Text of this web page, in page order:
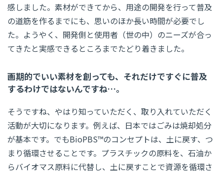
感しました。素材ができてから、用途の開発を行って普及
の道筋を作るまでにも、思いのほか長い時間が必要でし
た。ようやく、開発側と使用者（世の中）のニーズが合っ
てきたと実感できるところまでたどり着きました。
画期的でいい素材を創っても、それだけですぐに普及
するわけではないんですね…。
そうですね、やはり知っていただく、取り入れていただく
活動が大切になります。例えば、日本ではごみは焼却処分
が基本です。でもBioPBS™のコンセプトは、土に戻す、つ
まり循環させることです。プラスチックの原料を、石油か
らバイオマス原料に代替し、土に戻すことで資源を循環さ